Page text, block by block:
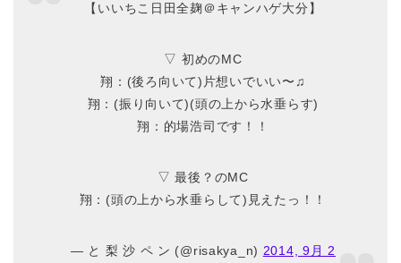
【いいちこ日田全麹＠キャンハゲ大分】
▽ 初めのMC
翔：(後ろ向いて)片想いでいい〜♫
翔：(振り向いて)(頭の上から水垂らす)
翔：的場浩司です！！
▽ 最後？のMC
翔：(頭の上から水垂らして)見えたっ！！
— と 梨 沙 ペ ン (@risakya_n) 2014, 9月 2